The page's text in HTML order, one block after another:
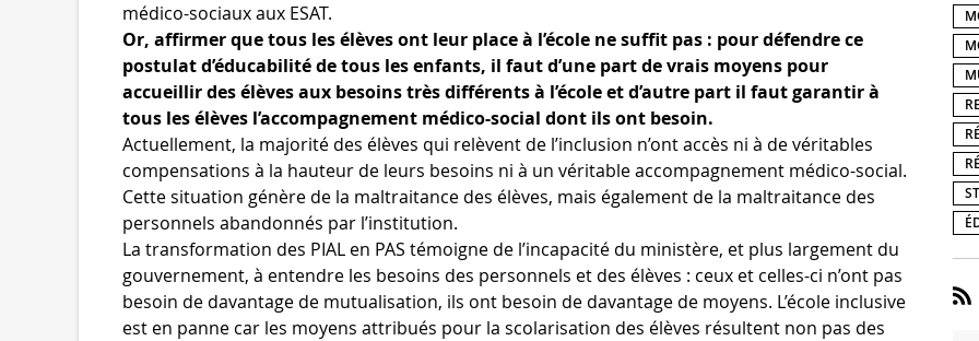
médico-sociaux aux ESAT.
Or, affirmer que tous les élèves ont leur place à l’école ne suffit pas : pour défendre ce
postulat d’éducabilité de tous les enfants, il faut d’une part de vrais moyens pour
accueillir des élèves aux besoins très différents à l’école et d’autre part il faut garantir à
tous les élèves l’accompagnement médico-social dont ils ont besoin.
Actuellement, la majorité des élèves qui relèvent de l’inclusion n’ont accès ni à de véritables
compensations à la hauteur de leurs besoins ni à un véritable accompagnement médico-social.
Cette situation génère de la maltraitance des élèves, mais également de la maltraitance des
personnels abandonnés par l’institution.
La transformation des PIAL en PAS témoigne de l’incapacité du ministère, et plus largement du
gouvernement, à entendre les besoins des personnels et des élèves : ceux et celles-ci n’ont pas
besoin de davantage de mutualisation, ils ont besoin de davantage de moyens. L’école inclusive
est en panne car les moyens attribués pour la scolarisation des élèves résultent non pas des